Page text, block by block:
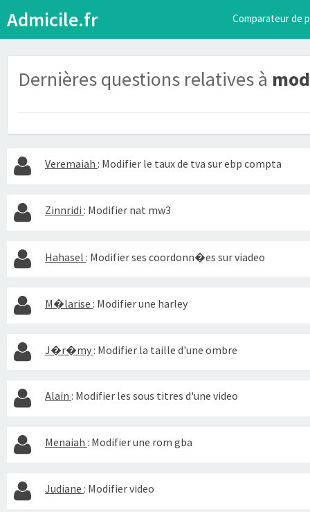
Admicile.fr Comparateur de
Dernières questions relatives à
Veremaiah : Modifier le taux de tva sur ebp compta
Zinnridi : Modifier nat mw3
Hahasel : Modifier ses coordonn�es sur viadeo
M�larise : Modifier une harley
J�r�my: Modifier la taille d'une ombre
Alain : Modifier les sous titres d'une video
Menaiah : Modifier une rom gba
Judiane : Modifier video